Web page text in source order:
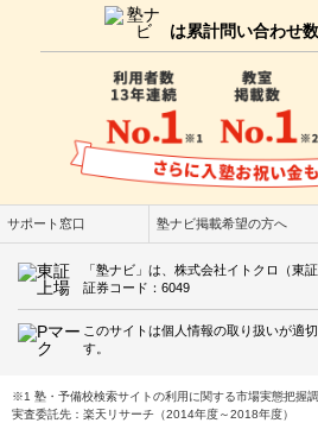
は累計問い合わせ
サポート窓口 塾ナビ掲載希望の方へ
「塾ナビ」は、株式会社イトクロ（東
証券コード：6049
このサイトは個人情報の取り扱いが適
す。
※1 塾・予備校検索サイトの利用に関する市場実態把握
実査委託先：楽天リサーチ（2014年度～2018年度）